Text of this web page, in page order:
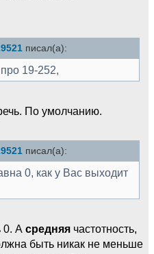
писал(а):
19-252,
По умолчанию.
писал(а):
0, как у Вас выходит
0. А средняя частотность,
быть никак не меньше